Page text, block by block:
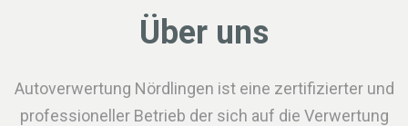
Über uns
Autoverwertung Nördlingen ist eine zertifizierter und
professioneller Betrieb der sich auf die Verwertung